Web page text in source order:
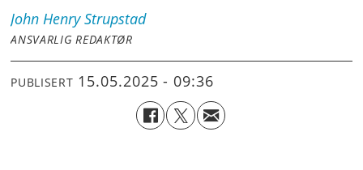
John Henry Strupstad
ANSVARLIG REDAKTØR
PUBLISERT 15.05.2025 - 09:36